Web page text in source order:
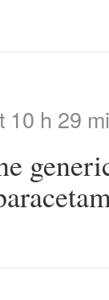
10 h 29